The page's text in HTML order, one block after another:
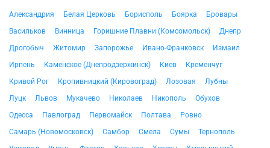
Александрия Белая Церковь Борисполь Боярка
Бровары
Васильков
Винница Горишние Плавни (Комсомольск)
Днепр
Дрогобыч
Житомир Запорожье Ивано-Франковск
Измаил
Ирпень
Каменское (Днепродзержинск) Киев
Кременчуг
Кривой Рог
Кропивницкий (Кировоград) Лозовая
Лубны
Луцк
Львов Мукачево Николаев Никополь
Обухов
Одесса
Павлоград Первомайск Полтава
Ровно
Самарь (Новомосковск)
Самбор Смела Сумы
Тернополь